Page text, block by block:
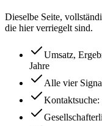
Dieselbe Seite,
die hier verriegelt sind.
Umsatz,
Jahre
Alle vier